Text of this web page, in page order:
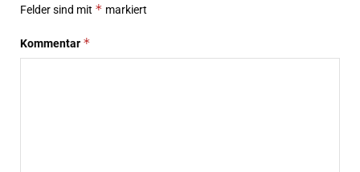
Felder sind mit * markiert
Kommentar *